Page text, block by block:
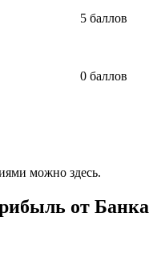
5 баллов
0 баллов
можно здесь.
от Банка